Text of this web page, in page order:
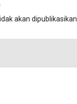
akan dipublikasikan.